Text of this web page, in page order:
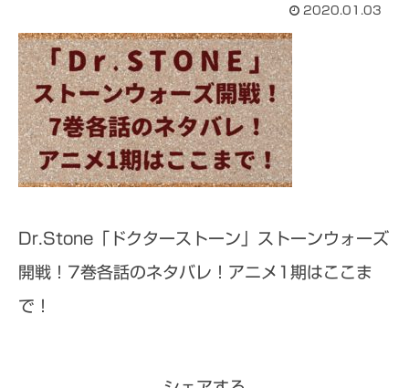
2020.01.03
Dr.Stone「ドクターストーン」ストーンウォーズ
開戦！7巻各話のネタバレ！アニメ1期はここま
で！